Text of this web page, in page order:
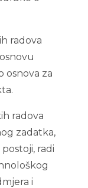
radova
osnova za
radova
zadatka,
radi
i